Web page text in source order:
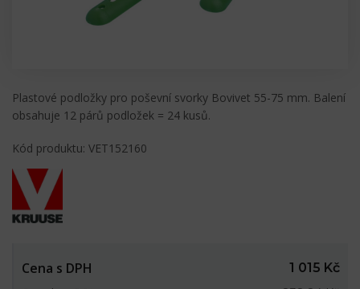
Plastové podložky pro poševní svorky Bovivet 55-75 mm. Balení
obsahuje 12 párů podložek = 24 kusů.
Kód produktu: VET152160
Cena s DPH
1 015 Kč